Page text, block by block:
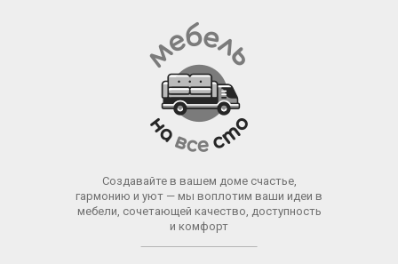
Создавайте в вашем доме счастье,
гармонию и уют — мы воплотим ваши идеи в
мебели, сочетающей качество, доступность
и комфорт